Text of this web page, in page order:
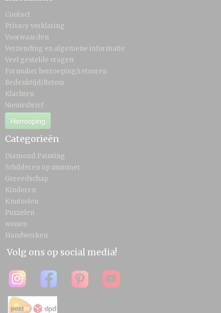
Contact
Privacy verklaring
Voorwaarden
Verzending en algemene informatie
Veel gestelde vragen
Formulier herroeping/retouren
Bedenktijd/Retour
Klachten
Nieuwsbrief
Herroeping
Categorieën
Diamond Painting
Schilderen op nummer
Gereedschap
Kinderen
Knutselen
Puzzelen
wonen
Handwerken
Volg ons op social media!